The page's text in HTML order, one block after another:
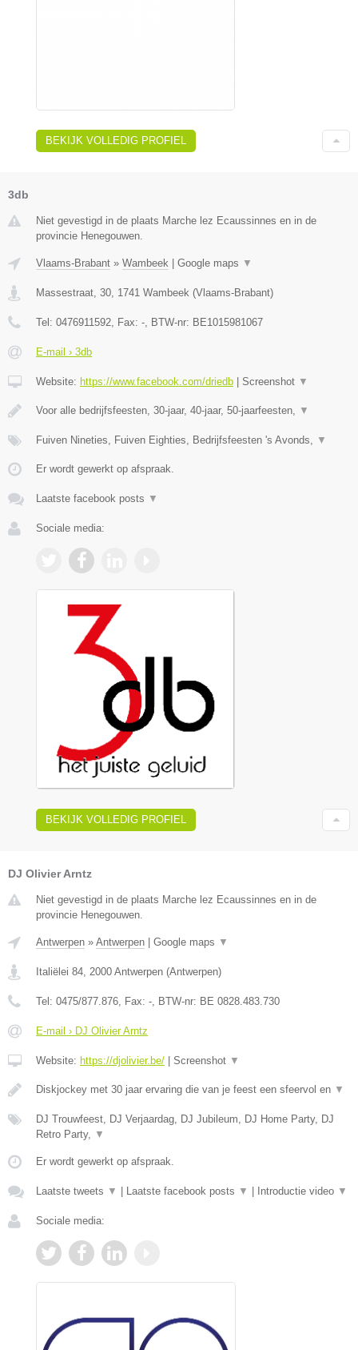
BEKIJK VOLLEDIG PROFIEL
3db
Niet gevestigd in de plaats Marche lez Ecaussinnes en in de
provincie Henegouwen.
Vlaams-Brabant » Wambeek Google maps ▼
Massestraat, 30 1741 Wambeek (Vlaams-Brabant)
Tel: 0476911592 , Fax: - , BTW-nr: BE1015981067
E-mail › 3db
Website: https://www.facebook.com/driedb Screenshot ▼
Voor alle bedrijfsfeesten, 30-jaar, 40-jaar, 50-jaarfeesten, ▼
Fuiven Nineties, Fuiven Eighties, Bedrijfsfeesten 's Avonds, ▼
Er wordt gewerkt op afspraak.
Laatste facebook posts ▼
Sociale media:
BEKIJK VOLLEDIG PROFIEL
DJ Olivier Arntz
Niet gevestigd in de plaats Marche lez Ecaussinnes en in de
provincie Henegouwen.
Antwerpen » Antwerpen Google maps ▼
Italiëlei 84 2000 Antwerpen (Antwerpen)
Tel: 0475/877.876 , Fax: - , BTW-nr: BE 0828.483.730
E-mail › DJ Olivier Arntz
Website: https://djolivier.be/ Screenshot ▼
Diskjockey met 30 jaar ervaring die van je feest een sfeervol en ▼
DJ Trouwfeest, DJ Verjaardag, DJ Jubileum, DJ Home Party, DJ
Retro Party,
▼
Er wordt gewerkt op afspraak.
Laatste tweets ▼ Laatste facebook posts ▼ Introductie video ▼
Sociale media: